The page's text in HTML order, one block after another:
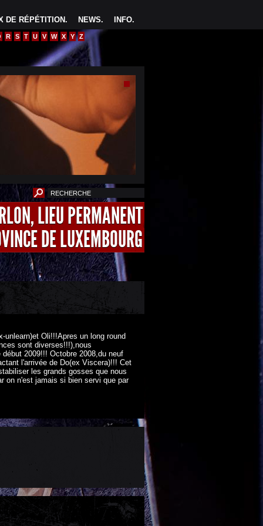
INFO.
NEWS.
DE RÉPÉTITION.
R S T U V W X Y Z
LIEU PERMANENT
DE LUXEMBOURG
Oli!!!Apres un long round
sont diverses!!!),nous
2009!!! Octobre 2008,du neuf
l'arrivée de Do(ex Viscera)!!! Cet
les grands gosses que nous
on n'est jamais si bien servi que par